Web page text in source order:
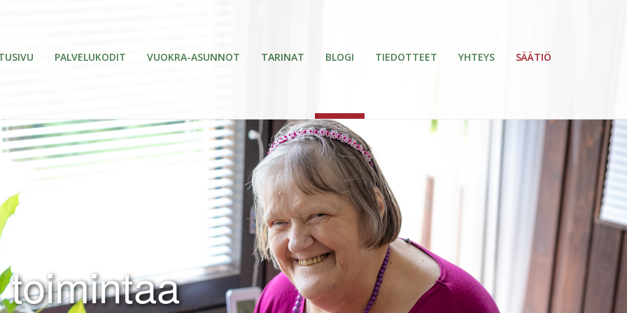
PALVELUKODIT VUOKRA-ASUNNOT TARINAT BLOGI TIEDOTTEET YHTEYS SÄÄTIÖ